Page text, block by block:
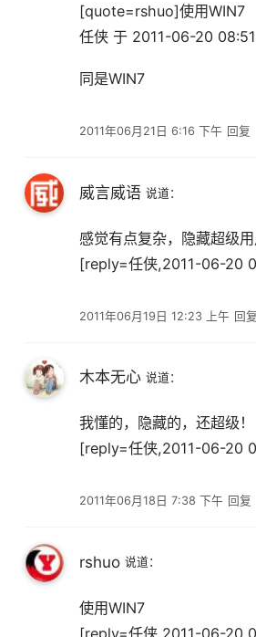
2011年06月21日 6:16 下午
[quote=rshuo]使用WIN7
任侠 于 2011-06-20
同是WIN7
回复
威言威语 说道：
2011年06月19日 12:23 上午
感觉有点复杂，隐藏超级用
[reply=任侠,2011-06-20
回复
木本无心 说道：
2011年06月18日 7:38 下午
我懂的，隐藏的，还超级！
[reply=任侠,2011-06-20
回复
rshuo 说道：
使用WIN7
[reply=任侠,2011-06-20